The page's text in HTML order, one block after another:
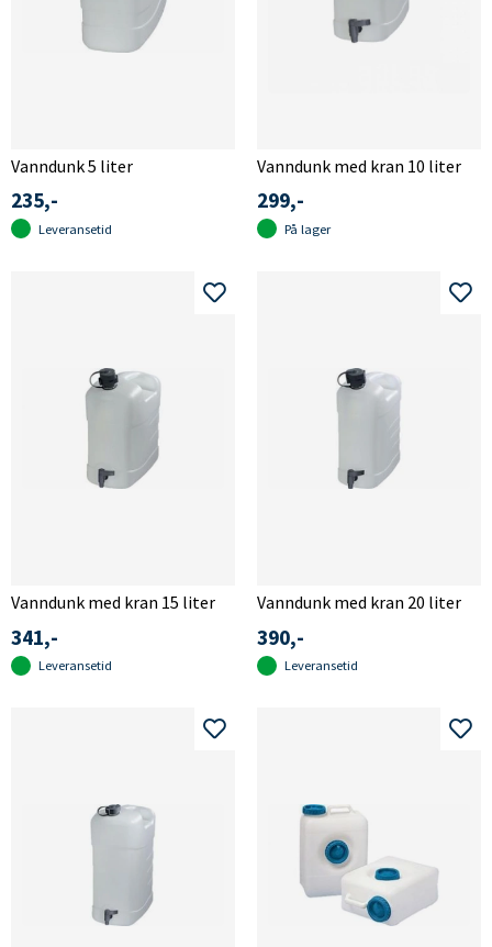
Vanndunk 5 liter
235,-
Leveransetid
Vanndunk med kran 10 liter
299,-
På lager
Vanndunk med kran 15 liter
341,-
Leveransetid
Vanndunk med kran 20 liter
390,-
Leveransetid